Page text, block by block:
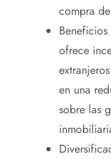
compra
ofrece
en una
sobre las